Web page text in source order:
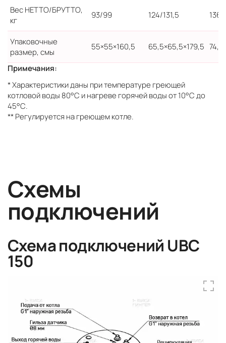
Вес НЕТТО/БРУТТО,
кг
93/99 124/131,5
Упаковочные
размер, смы
55×55×160,5 65,5×65,5×179,5
Примечания:
* Характеристики даны при температуре греющей
котловой воды 80°С и нагреве горячей воды от 10°С до
45°С.
** Регулируется на греющем котле.
Схемы
подключений
Схема подключений UBC
150